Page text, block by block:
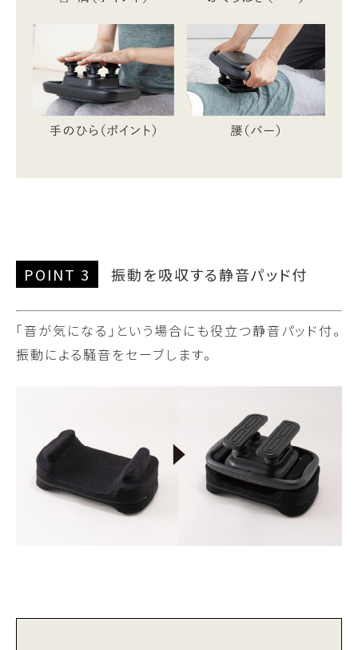
POINT 3 振動を吸収する静音パッド付
「音が気になる」という場合にも役立つ静音パッド付。
振動による騒音をセーブします。